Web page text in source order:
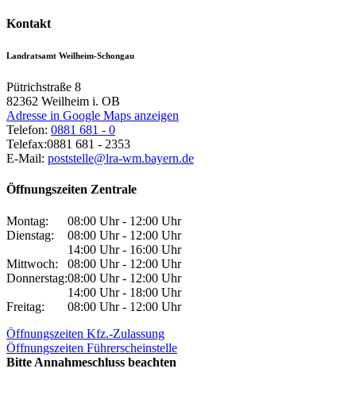
Kontakt
Landratsamt Weilheim-Schongau
Pütrichstraße 8
82362 Weilheim i. OB
Adresse in Google Maps anzeigen
Telefon: 0881 681 - 0
Telefax:0881 681 - 2353
E-Mail: poststelle@lra-wm.bayern.de
Öffnungszeiten Zentrale
Montag:
08:00 Uhr - 12:00 Uhr
Dienstag:
08:00 Uhr - 12:00 Uhr
14:00 Uhr - 16:00 Uhr
Mittwoch:
08:00 Uhr - 12:00 Uhr
Donnerstag:08:00 Uhr - 12:00 Uhr
14:00 Uhr - 18:00 Uhr
Freitag:
08:00 Uhr - 12:00 Uhr
Öffnungszeiten Kfz.-Zulassung
Öffnungszeiten Führerscheinstelle
Bitte Annahmeschluss beachten